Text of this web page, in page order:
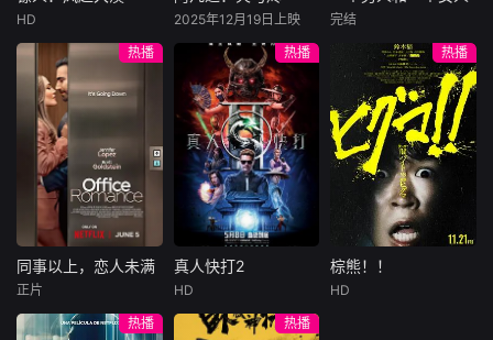
给外国人，许雁真
仿造名画、偷天换
日。几经波折，两
人联手在各方势力
的夹缝间巧妙周
旋，共历险阻，破
解重重困境。
机。警察毫无头绪
“不务正业”迈出牧
场，追查牧羊人“躺
平
备齐，在陈伦的精
瞬间拥有顶配人
生。
于适
大漠之上，镖人、
官府、西域五大家
族等多方势力盘根
错节、暗潮涌动。
“天字第二号逃犯”
刀马接下特殊押镖
任务，和同伴一起
从西域护镖远赴长
安。不料，他们的
护送对象竟是“天字
郎……天下熙熙皆
HD
佐伊·索尔达娜
西格妮·韦弗
影片聚焦杰克·萨利
与奈蒂莉一家的命
运起伏，在前作的
情感余波之上，深
刻描绘一个家族在
战火中如何成长、
并共同守护血脉相
连的情感纽带的历
程，从而将故事推
维度。此外，潘多
2025年12月19日上映
周汉宁
男人（黄渤
饰）和女人（倪妮
饰）飞机同时落
地，入住同一家酒
店，成为一墙之隔
的邻居。不够隔音
的房间暴露了男人
和女人因生活暂停
陷入的困境，健
康、家庭、婚姻、
完结
热播
同事以上，恋人未满
布雷特·戈德斯坦
同事以上，恋人未满
正片
热播
真人快打2
阿德莱恩·鲁道夫
真人快打2
HD
热播
棕熊！！
棕熊！！
HD
热播
热播